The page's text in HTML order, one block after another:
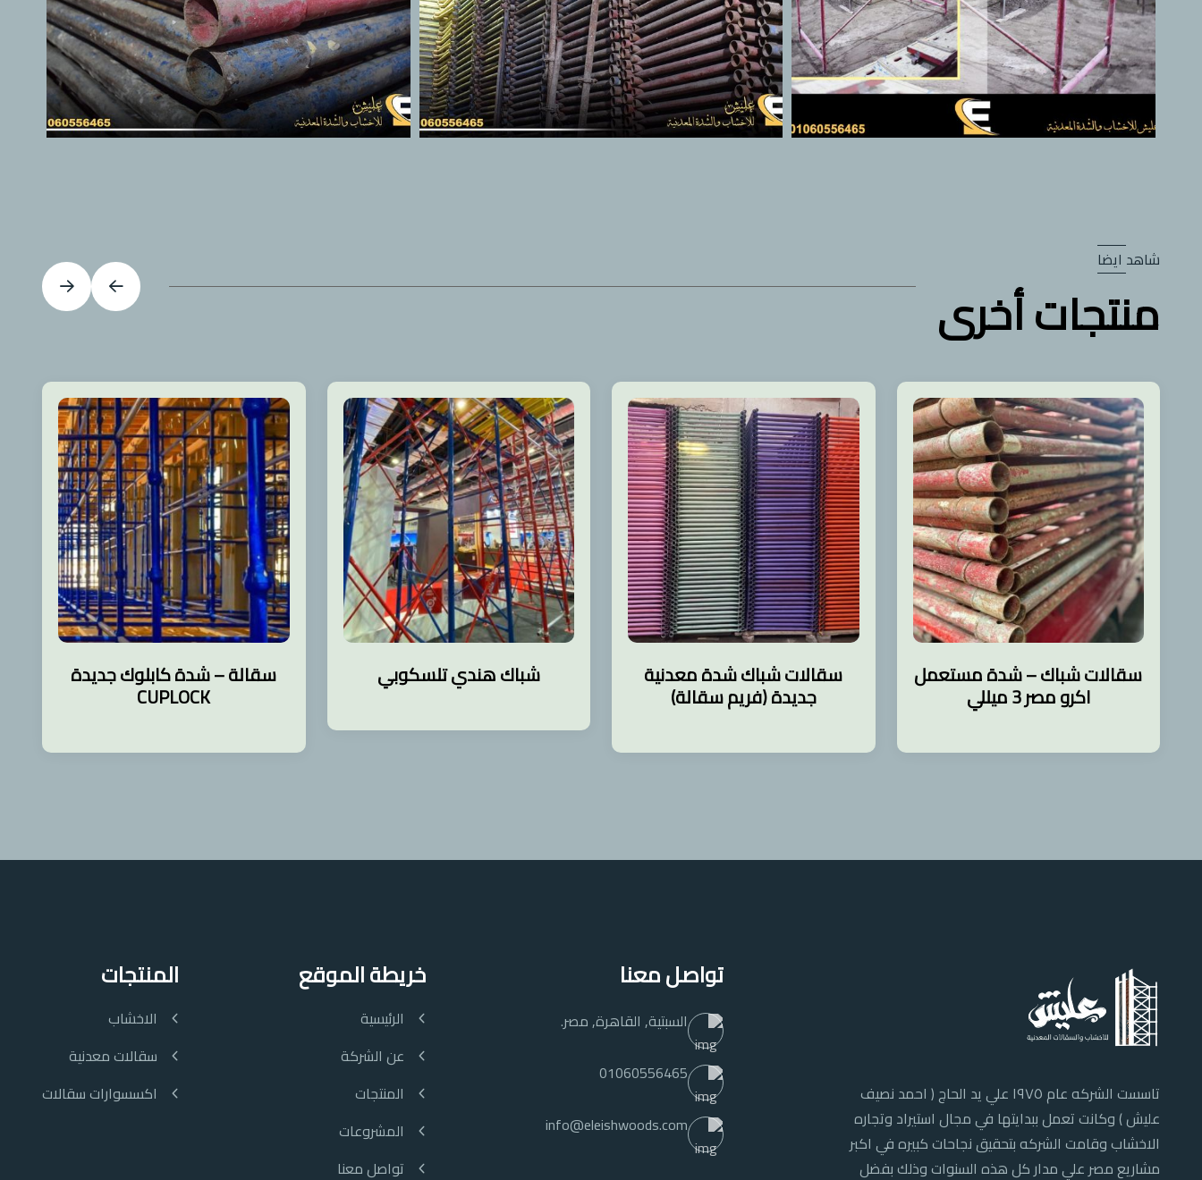
شاهد ايضا
منتجات أخرى
سقالات شباك – شدة مستعمل
اكرو مصر 3 ميللي
سقالات شباك شدة معدنية
جديدة (فريم سقالة)
شباك هندي تلسكوبي سقالة – شدة كابلوك جديدة
CUPLOCK
تاسست الشركه عام ١٩٧٥ علي يد الحاج ( احمد نصيف
عليش ) وكانت تعمل ببدايتها في مجال استيراد وتجاره
الاخشاب وقامت الشركه بتحقيق نجاحات كبيره في اكبر
مشاريع مصر علي مدار كل هذه السنوات وذلك بفضل
تواصل معنا
السبتية, القاهرة, مصر.
01060556465
info@eleishwoods.com
خريطة الموقع
الرئيسية
عن الشركة
المنتجات
المشروعات
تواصل معنا
المنتجات
الاخشاب
سقالات معدنية
اكسسوارات سقالات